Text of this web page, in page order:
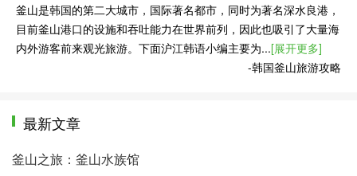
釜山是韩国的第二大城市，国际著名都市，同时为著名深水良港，
目前釜山港口的设施和吞吐能力在世界前列，因此也吸引了大量海
内外游客前来观光旅游。下面沪江韩语小编主要为...[展开更多]
-韩国釜山旅游攻略
最新文章
釜山之旅：釜山水族馆